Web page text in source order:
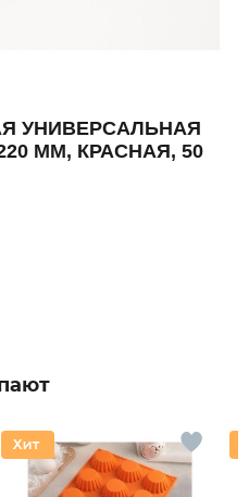
УНИВЕРСАЛЬНАЯ
ММ, КРАСНАЯ, 50